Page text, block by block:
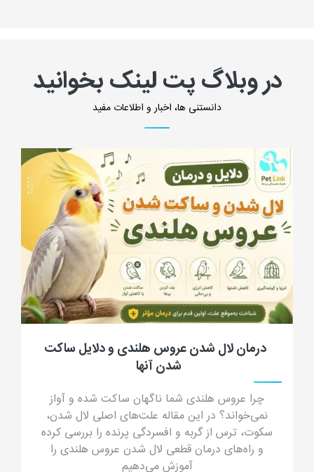
در وبلاگ پت لینک بخوانید
دانستنی ها، اخبار و اطلاعات مفید
جرب گوش گربه؛ علائم، علت، تشخیص، درمان
و پیشگیری از کنه گوش گربه
جرب گوش گربه چیست؟ در این مقاله جامع با علائم
جرب گوش (ترشحات شبیه پودر قهوه)، دلایل انتقال،
خطرات درمان خانگی و داروهای مدرن درمان قطعی
آشنا شوید.